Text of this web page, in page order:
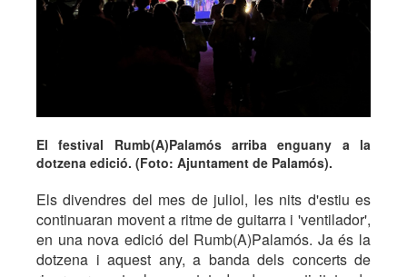
El festival Rumb(A)Palamós arriba enguany a la
dotzena edició. (Foto: Ajuntament de Palamós).
Els divendres del mes de juliol, les nits d'estiu es
continuaran movent a ritme de guitarra i 'ventilador',
en una nova edició del Rumb(A)Palamós. Ja és la
dotzena i aquest any, a banda dels concerts de